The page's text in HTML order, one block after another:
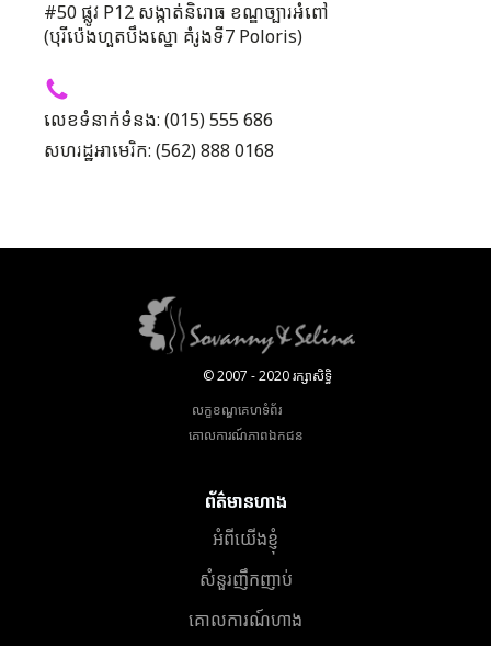
#50 ផ្លូវ P12 សង្កាត់និរោធ ខណ្ឌច្បារអំពៅ
(បុរីប៉េងហួតបឹងស្នោ គំរូងទី7 Poloris)
លេខទំនាក់ទំនង: (015) 555 686
សហរដ្ឋអាមេរិក: (562) 888 0168
© 2007 - 2020 រក្សាសិទ្ធិ
លក្ខខណ្ឌគេហទំព័រ
គោលការណ៍​ភាព​ឯកជន
ព័ត៌មានហាង
អំពីយើងខ្ញុំ
សំនួរញឹកញាប់
គោលការណ៍ហាង